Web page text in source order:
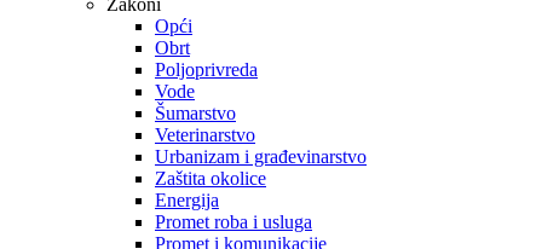
Zakoni
Opći
Obrt
Poljoprivreda
Vode
Šumarstvo
Veterinarstvo
Urbanizam i građevinarstvo
Zaštita okolice
Energija
Promet roba i usluga
Promet i komunikacije